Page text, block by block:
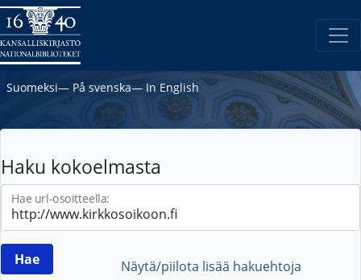
Suomeksi― På svenska― In English
Haku kokoelmasta
Hae url-osoitteella:
Näytä/piilota lisää hakuehtoja